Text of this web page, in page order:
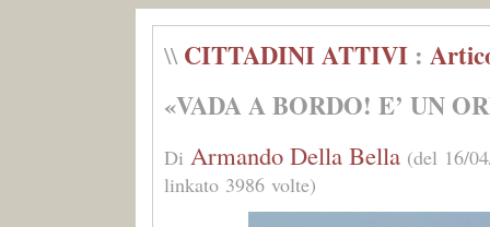
\\ CITTADINI ATTIVI :
«VADA A BORDO! E’ UN
Di Armando Della Bella (del 16/
linkato 3986 volte)